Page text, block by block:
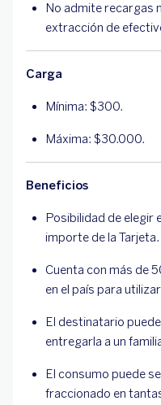
No admite recargas
extracción de
Carga
Mínima: $300.
Máxima: $30.000.
Beneficios
Posibilidad de elegir
importe de la Tarjeta.
Cuenta con más de
en el país para
El destinatario
entregarla a un
El consumo puede
fraccionado en